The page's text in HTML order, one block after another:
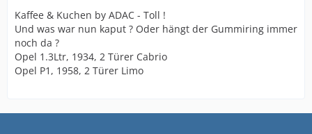
Kaffee & Kuchen by ADAC - Toll !
Und was war nun kaput ? Oder hängt der Gummiring immer
noch da ?
Opel 1.3Ltr, 1934, 2 Türer Cabrio
Opel P1, 1958, 2 Türer Limo